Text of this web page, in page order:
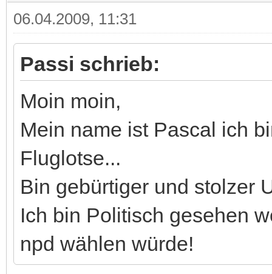
06.04.2009, 11:31
Passi schrieb:
Moin moin,
Mein name ist Pascal ich
Fluglotse...
Bin gebürtiger und stolzer
Ich bin Politisch gesehen
npd wählen würde!